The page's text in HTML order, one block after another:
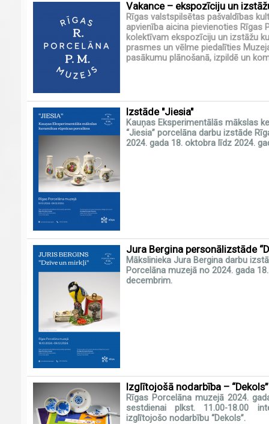
Vakance – ekspozīciju un
Rīgas valstspilsētas pašvaldības
apvienība aicina pievienoties Rīgas
kolektīvam ekspozīciju un izstāžu
prasmes un vēlme piedalīties
pasākumu plānošanā, izpildē un
Izstāde "Jiesia"
Kauņas Eksperimentālās mākslas
“Jiesia” porcelāna darbu izstāde
2024. gada 18. oktobra līdz 2024.
Jura Bergina personālizstāde
Mākslinieka Jura Bergina darbu
Porcelāna muzejā no 2024. gada
decembrim.
Izglītojošā nodarbība – “Dekols”
Rīgas Porcelāna muzejā 2024.
sestdienai plkst. 11.00-18.00
izglītojošo nodarbību “Dekols”.